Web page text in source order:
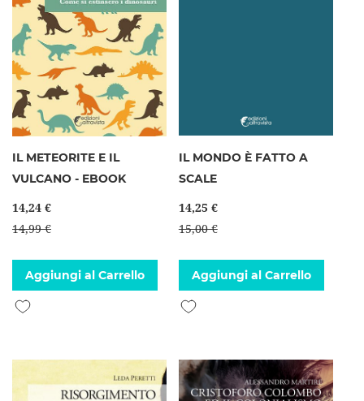
IL METEORITE E IL
VULCANO - EBOOK
14,24 €
14,99 €
Aggiungi al Carrello
Aggiungi alla lista desideri
IL MONDO È FATTO A
SCALE
14,25 €
15,00 €
Aggiungi al Carrello
Aggiungi alla lista desideri